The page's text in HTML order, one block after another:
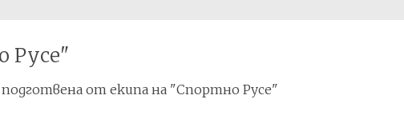
Русе"
от екипа на "Спортно Русе"